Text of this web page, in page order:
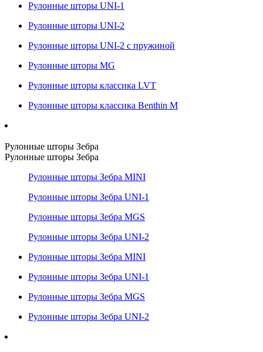
Рулонные шторы UNI-1
Рулонные шторы UNI-2
Рулонные шторы UNI-2 с пружиной
Рулонные шторы MG
Рулонные шторы классика LVT
Рулонные шторы классика Benthin M
Рулонные шторы Зебра
Рулонные шторы Зебра
Рулонные шторы Зебра MINI
Рулонные шторы Зебра UNI-1
Рулонные шторы Зебра MGS
Рулонные шторы Зебра UNI-2
Рулонные шторы Зебра MINI
Рулонные шторы Зебра UNI-1
Рулонные шторы Зебра MGS
Рулонные шторы Зебра UNI-2